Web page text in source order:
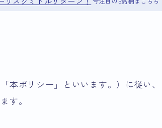
運営者情報
本ポリシー」といいます。）に従い、
す。